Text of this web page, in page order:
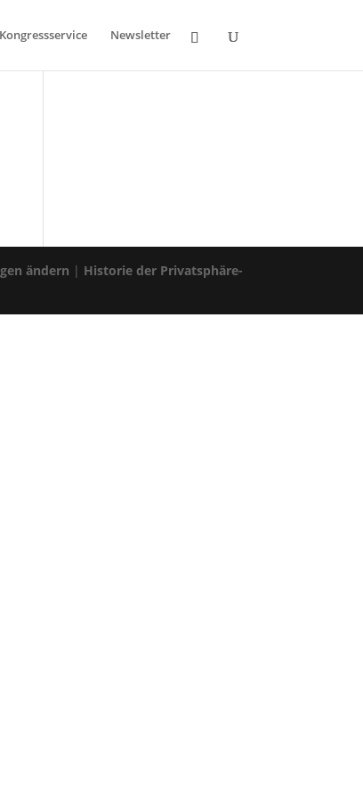
Kongressservice Newsletter
ändern | Historie der Privatsphäre-